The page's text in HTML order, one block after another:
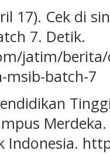
17). Cek di
7. Detik.
jatim/berita/
msib-batch-7
Indonesia.